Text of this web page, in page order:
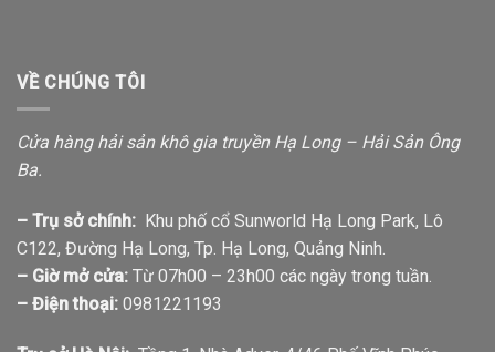
VỀ CHÚNG TÔI
Cửa hàng hải sản khô gia truyền Hạ Long – Hải Sản Ông
Ba.
– Trụ sở chính: Khu phố cổ Sunworld Hạ Long Park, Lô
C122, Đường Hạ Long, Tp. Hạ Long, Quảng Ninh.
– Giờ mở cửa: Từ 07h00 – 23h00 các ngày trong tuần.
– Điện thoại: 0981221193